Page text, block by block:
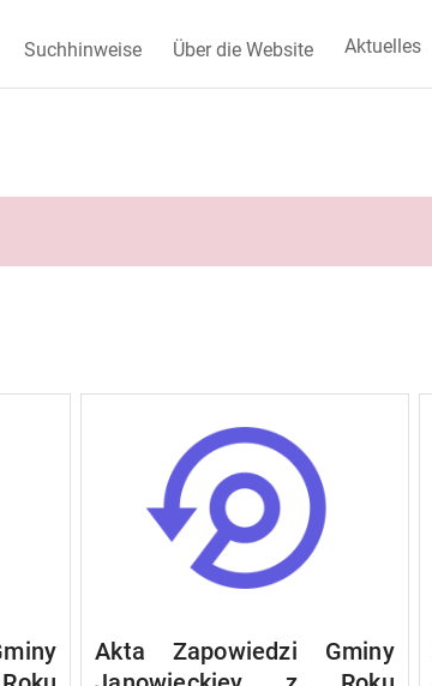
Suchhinweise Über die Website Aktuelles
Akta Zapowiedzi Gminy